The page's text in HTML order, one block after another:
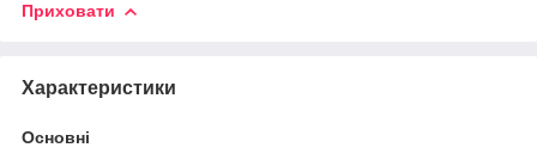
Приховати
Характеристики
Основні